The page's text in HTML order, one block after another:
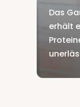
Das
erhält